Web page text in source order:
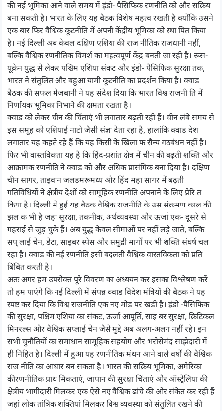
की नई भूमिका आने वाले समय में इंडो- पैसिफिक रणनीति को और सक्रिय
बना सकती है। भारत के लिए यह बैठक विशेष महत्व रखती है क्योंकि उसने
एक बार फिर वैश्विक कूटनीति में अपनी केंद्रीय भूमिका को स्था पित किया
है। नई दिल्ली अब केवल दक्षिण एशिया की राज नीतिक राजधानी नहीं,
बल्कि वैश्विक रणनीतिक विमर्श का महत्वपूर्ण केंद्र बनती जा रही है। रूस-
यूक्रेन युद्ध से लेकर पश्चिम एशिया संकट और इंडो- पैसिफिक सुरक्षा तक,
भारत ने संतुलित और बहुआ यामी कूटनीति का प्रदर्शन किया है। क्वाड
बैठक की सफल मेजबानी ने यह संदेश दिया कि भारत विश्व राजनी ति में
निर्णायक भूमिका निभाने की क्षमता रखता है।
क्वाड को लेकर चीन की चिंताएं भी लगातार बढ़ती रही हैं। चीन लंबे समय से
इस समूह को एशियाई नाटो जैसी संज्ञा देता रहा है, हालांकि क्वाड देश
लगातार यह कहते रहे हैं कि यह किसी के खिला फ सैन्य गठबंधन नहीं है।
फिर भी वास्तविकता यह है कि हिंद-प्रशांत क्षेत्र में चीन की बढ़ती शक्ति और
आक्रामक रणनीति ने क्वाड को और अधिक प्रासंगिक बना दिया है। दक्षिण
चीन सागर, ताइवान जलडमरूमध्य और हिंद महा सागर में बढ़ती
गतिविधियों ने क्षेत्रीय देशों को सामूहिक रणनीति अपनाने के लिए प्रेरि त
किया है। दिल्ली में हुई यह बैठक वैश्विक राजनीति के उस संक्रमण काल की
झल क भी है जहां सुरक्षा, तकनीक, अर्थव्यवस्था और ऊर्जा एक- दूसरे से
गहराई से जुड़ चुके हैं। अब युद्ध केवल सीमाओं पर नहीं लड़े जाते, बल्कि
सप् लाई चेन, डेटा, साइबर स्पेस और समुद्री मार्गों पर भी शक्ति संघर्ष चल
रहा है। क्वाड की नई रणनीति इसी बदलती वैश्विक वास्तविकता को प्रति
बिंबित करती है।
अतः अगर हम उपरोक्त पूरे विवरण का अध्ययन कर इसका विश्लेषण करें
तो हम पाएंगे कि नई दिल्ली में संपन्न क्वाड विदेश मंत्रियों की बैठक ने यह
स्पष्ट कर दिया कि विश्व राजनीति एक नए मोड़ पर खड़ी है। इंडो -पैसिफिक
की सुरक्षा, पश्चिम एशिया का संकट, ऊर्जा आपूर्ति, साइ बर सुरक्षा, क्रिटिकल
मिनरल्स और वैश्विक सप्लाई चेन जैसे मुद्दे अब अलग-अलग नहीं रहे। इन
सभी चुनौतियों का समाधान सामूहिक सहयोग और भरोसेमंद साझेदारी में
ही निहित है। दिल्ली में हुआ यह रणनीतिक मंथन आने वाले वर्षों की वैश्विक
राज नीति का आधार बन सकता है। भारत की सक्रिय भूमिका, अमेरिका
कीरणनीतिक प्राथ मिकताएं, जापान की सुरक्षा चिंताएं और ऑस्ट्रेलिया की
क्षेत्रीय भागीदारी मिलकर एक ऐसे नए वैश्विक ढांचे की ओर संकेत कर रही हैं
जहां लोक तांत्रिक शक्तियां मिलकर विश्व व्यवस्था को संतुलित रखने की